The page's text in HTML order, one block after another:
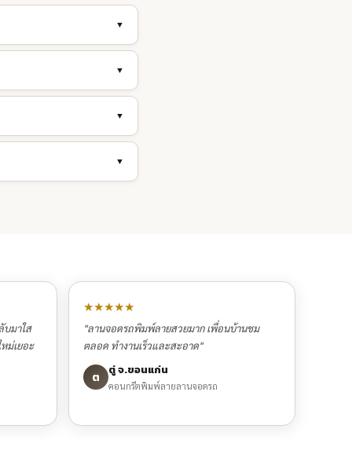
▼
▼
▼
▼
บมาใส
ม่เยอะ
★★★★★
"ลานจอดรถพิมพ์ลายสวยมาก เพื่อนบ้านชม
ตลอด ทำงานเร็วและสะอาด"
ต ตู่ จ.ขอนแก่น
คอนกรีตพิมพ์ลายลานจอดรถ